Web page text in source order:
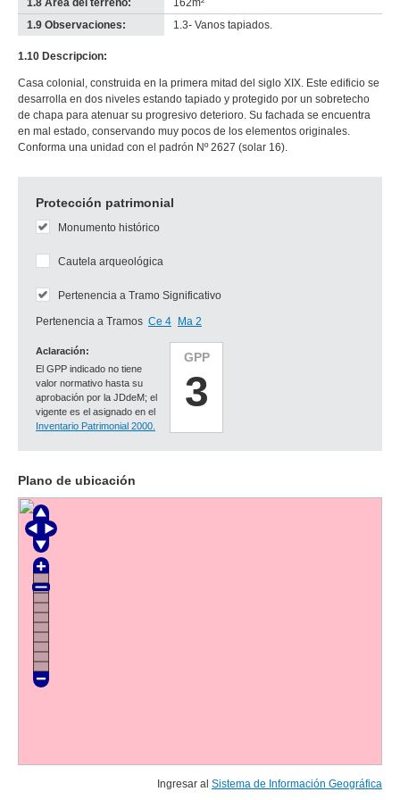
1.8 Área del terreno:
162m²
1.9 Observaciones:
1.3- Vanos tapiados.
1.10 Descripcion:
Casa colonial, construida en la primera mitad del siglo XIX. Este edificio se
desarrolla en dos niveles estando tapiado y protegido por un sobretecho
de chapa para atenuar su progresivo deterioro. Su fachada se encuentra
en mal estado, conservando muy pocos de los elementos originales.
Conforma una unidad con el padrón Nº 2627 (solar 16).
Protección patrimonial
GPP
3
Aclaración:
El GPP indicado no tiene
valor normativo hasta su
aprobación por la JDdeM; el
vigente es el asignado en el
Inventario Patrimonial 2000.
Monumento histórico
Cautela arqueológica
Pertenencia a Tramo Significativo
Pertenencia a Tramos Ce 4 Ma 2
Plano de ubicación
Ingresar al Sistema de Información Geográfica